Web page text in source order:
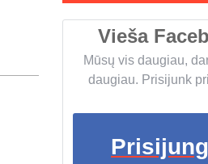
Vieša
Mūsų vis daugiau,
daugiau. Prisijunk